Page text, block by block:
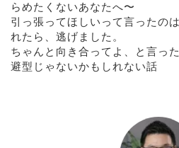
らめたくないあなたへ〜
引っ張ってほしいって言ったの
れたら、逃げました。
ちゃんと向き合ってよ、と言っ
避型じゃないかもしれない話